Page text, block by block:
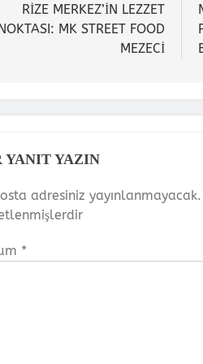
RİZE MERKEZ’İN LEZZET
MK STREET FOOD
MEZECİ
YANIT YAZIN
adresiniz yayınlanmayacak.
*